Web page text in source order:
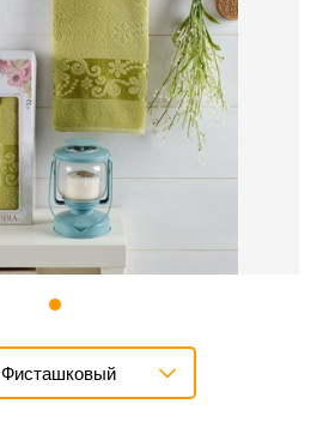
Фисташковый